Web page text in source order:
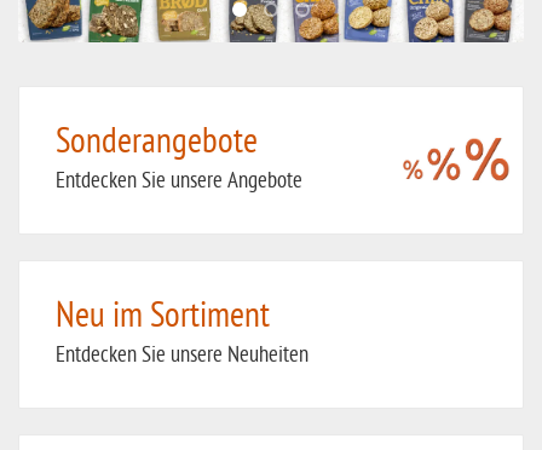
Sonderangebote
Entdecken Sie unsere Angebote
Neu im Sortiment
Entdecken Sie unsere Neuheiten